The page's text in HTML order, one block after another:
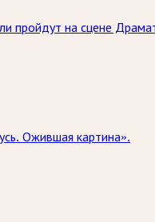
пройдут на сцене
Ожившая картина».